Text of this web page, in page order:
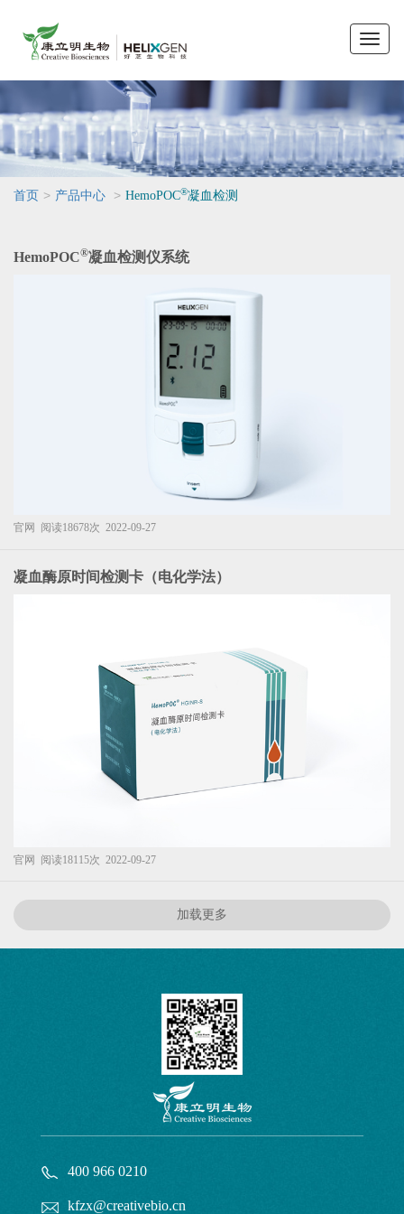
Toggle
首页 > 产品中心 > HemoPOC®凝血检测
HemoPOC®凝血检测仪系统
官网 阅读18678次 2022-09-27
凝血酶原时间检测卡（电化学法）
官网 阅读18115次 2022-09-27
加载更多
400 966 0210
kfzx@creativebio.cn